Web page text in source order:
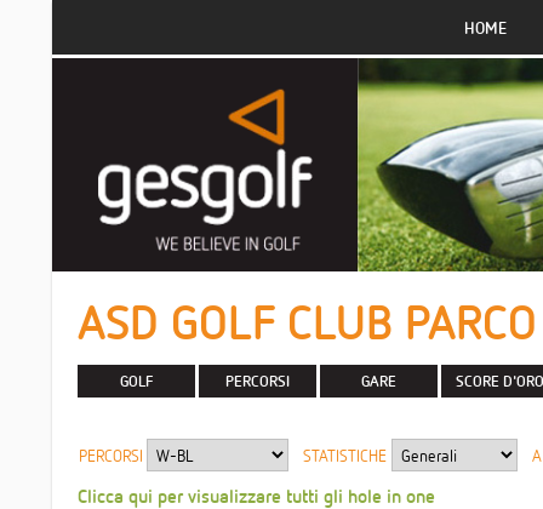
HOME
ASD GOLF CLUB
GOLF PERCORSI GARE SCORE D'ORO
PERCORSI STATISTICHE
Clicca qui per visualizzare tutti gli hole in one